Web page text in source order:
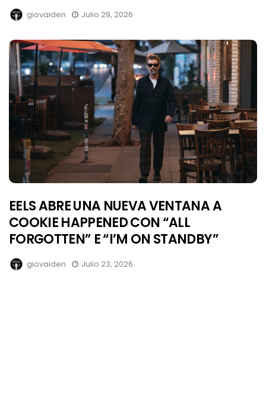
giovaiden Julio 29, 2026
EELS ABRE UNA NUEVA VENTANA A
COOKIE HAPPENED CON “ALL
FORGOTTEN” E “I’M ON STANDBY”
giovaiden Julio 23, 2026